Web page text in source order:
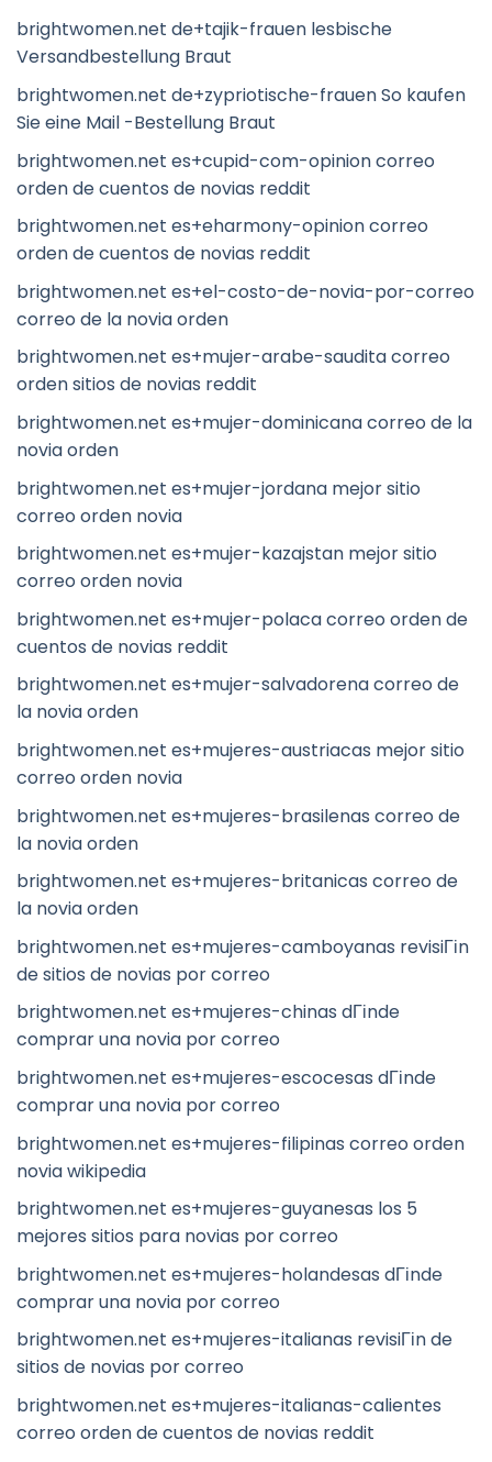
brightwomen.net de+tajik-frauen lesbische
Versandbestellung Braut
brightwomen.net de+zypriotische-frauen So kaufen
Sie eine Mail -Bestellung Braut
brightwomen.net es+cupid-com-opinion correo
orden de cuentos de novias reddit
brightwomen.net es+eharmony-opinion correo
orden de cuentos de novias reddit
brightwomen.net es+el-costo-de-novia-por-correo
correo de la novia orden
brightwomen.net es+mujer-arabe-saudita correo
orden sitios de novias reddit
brightwomen.net es+mujer-dominicana correo de la
novia orden
brightwomen.net es+mujer-jordana mejor sitio
correo orden novia
brightwomen.net es+mujer-kazajstan mejor sitio
correo orden novia
brightwomen.net es+mujer-polaca correo orden de
cuentos de novias reddit
brightwomen.net es+mujer-salvadorena correo de
la novia orden
brightwomen.net es+mujeres-austriacas mejor sitio
correo orden novia
brightwomen.net es+mujeres-brasilenas correo de
la novia orden
brightwomen.net es+mujeres-britanicas correo de
la novia orden
brightwomen.net es+mujeres-camboyanas revisiГіn
de sitios de novias por correo
brightwomen.net es+mujeres-chinas dГіnde
comprar una novia por correo
brightwomen.net es+mujeres-escocesas dГіnde
comprar una novia por correo
brightwomen.net es+mujeres-filipinas correo orden
novia wikipedia
brightwomen.net es+mujeres-guyanesas los 5
mejores sitios para novias por correo
brightwomen.net es+mujeres-holandesas dГіnde
comprar una novia por correo
brightwomen.net es+mujeres-italianas revisiГіn de
sitios de novias por correo
brightwomen.net es+mujeres-italianas-calientes
correo orden de cuentos de novias reddit